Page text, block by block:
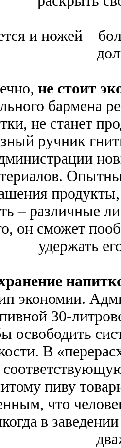
и ножей –
не стоит
бармена
не станет
ручник
– различные
он сможет
удержать
экономии.
30-
освободить
В
пиву
что
в